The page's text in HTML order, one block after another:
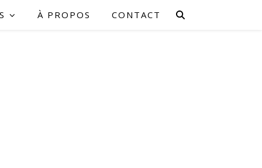
À PROPOS CONTACT